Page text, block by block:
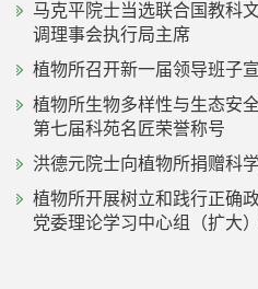
马克平院士当选联合国教科
调理事会执行局主席
植物所召开新一届领导班子
植物所生物多样性与生态安
第七届科苑名匠荣誉称号
洪德元院士向植物所捐赠科
植物所开展树立和践行正确
党委理论学习中心组（扩大